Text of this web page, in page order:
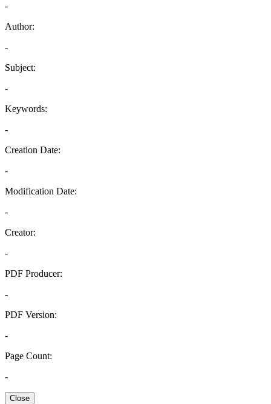
-
Author:
-
Subject:
-
Keywords:
-
Creation Date:
-
Modification Date:
-
Creator:
-
PDF Producer:
-
PDF Version:
-
Page Count:
-
Close